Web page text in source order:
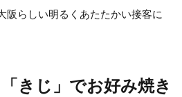
阪らしい明るくあたたかい接客に
きじ」でお好み焼き